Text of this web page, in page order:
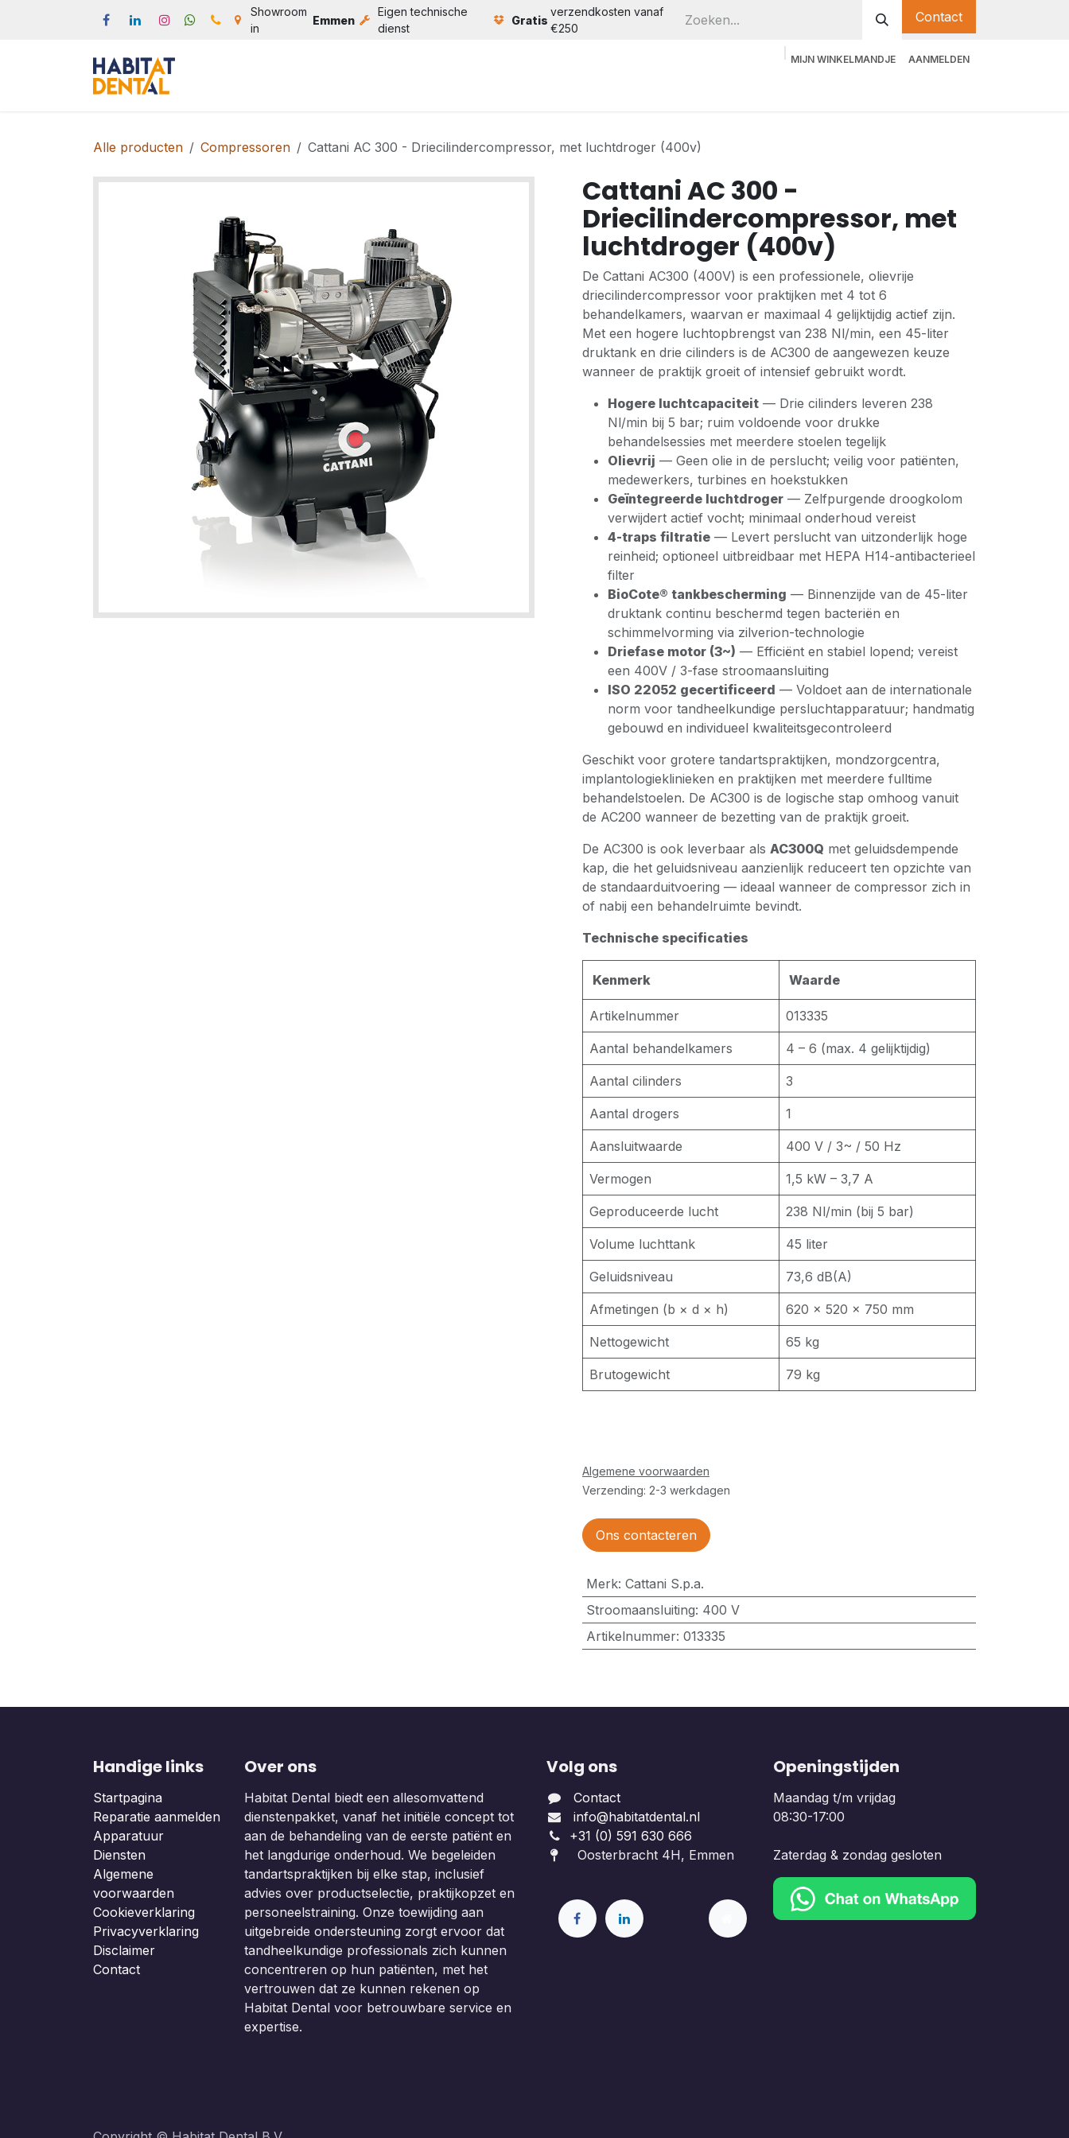
Showroom
in
Emmen
Eigen technische
dienst
Gratis
verzendkosten vanaf
€250
Contact
MIJN WINKELMANDJE AANMELDEN
Alle producten Compressoren Cattani AC 300 - Driecilindercompressor, met luchtdroger (400v)
Cattani AC 300 -
Driecilindercompressor, met
luchtdroger (400v)
De Cattani AC300 (400V) is een professionele, olievrije
driecilindercompressor voor praktijken met 4 tot 6
behandelkamers, waarvan er maximaal 4 gelijktijdig actief zijn.
Met een hogere luchtopbrengst van 238 Nl/min, een 45-liter
druktank en drie cilinders is de AC300 de aangewezen keuze
wanneer de praktijk groeit of intensief gebruikt wordt.
Hogere luchtcapaciteit — Drie cilinders leveren 238
Nl/min bij 5 bar; ruim voldoende voor drukke
behandelsessies met meerdere stoelen tegelijk
Olievrij — Geen olie in de perslucht; veilig voor patiënten,
medewerkers, turbines en hoekstukken
Geïntegreerde luchtdroger — Zelfpurgende droogkolom
verwijdert actief vocht; minimaal onderhoud vereist
4-traps filtratie — Levert perslucht van uitzonderlijk hoge
reinheid; optioneel uitbreidbaar met HEPA H14-antibacterieel
filter
BioCote® tankbescherming — Binnenzijde van de 45-liter
druktank continu beschermd tegen bacteriën en
schimmelvorming via zilverion-technologie
Driefase motor (3~) — Efficiënt en stabiel lopend; vereist
een 400V / 3-fase stroomaansluiting
ISO 22052 gecertificeerd — Voldoet aan de internationale
norm voor tandheelkundige persluchtapparatuur; handmatig
gebouwd en individueel kwaliteitsgecontroleerd
Geschikt voor grotere tandartspraktijken, mondzorgcentra,
implantologieklinieken en praktijken met meerdere fulltime
behandelstoelen. De AC300 is de logische stap omhoog vanuit
de AC200 wanneer de bezetting van de praktijk groeit.
De AC300 is ook leverbaar als AC300Q met geluidsdempende
kap, die het geluidsniveau aanzienlijk reduceert ten opzichte van
de standaarduitvoering — ideaal wanneer de compressor zich in
of nabij een behandelruimte bevindt.
Technische specificaties
Kenmerk Waarde
Artikelnummer 013335
Aantal behandelkamers 4 – 6 (max. 4 gelijktijdig)
Aantal cilinders 3
Aantal drogers 1
Aansluitwaarde 400 V / 3~ / 50 Hz
Vermogen 1,5 kW – 3,7 A
Geproduceerde lucht 238 Nl/min (bij 5 bar)
Volume luchttank 45 liter
Geluidsniveau 73,6 dB(A)
Afmetingen (b × d × h) 620 × 520 × 750 mm
Nettogewicht 65 kg
Brutogewicht 79 kg
Algemene voorwaarden
Verzending: 2-3 werkdagen
Ons contacteren
Merk: Cattani S.p.a.
Stroomaansluiting: 400 V
Artikelnummer: 013335
Handige links
Startpagina
Reparatie aanmelden
Apparatuur
Diensten
Algemene
voorwaarden
Cookieverklaring
Privacyverklaring
Disclaimer
Contact
Over ons
Habitat Dental biedt een allesomvattend
dienstenpakket, vanaf het initiële concept tot
aan de behandeling van de eerste patiënt en
het langdurige onderhoud. We begeleiden
tandartspraktijken bij elke stap, inclusief
advies over productselectie, praktijkopzet en
personeelstraining. Onze toewijding aan
uitgebreide ondersteuning zorgt ervoor dat
tandheelkundige professionals zich kunnen
concentreren op hun patiënten, met het
vertrouwen dat ze kunnen rekenen op
Habitat Dental voor betrouwbare service en
expertise.
Volg ons
Contact
info@habitatdental.nl
+31 (0) 591 630 666
Oosterbracht 4H, Emmen
Openingstijden
Maandag t/m vrijdag
08:30-17:00
Zaterdag & zondag gesloten